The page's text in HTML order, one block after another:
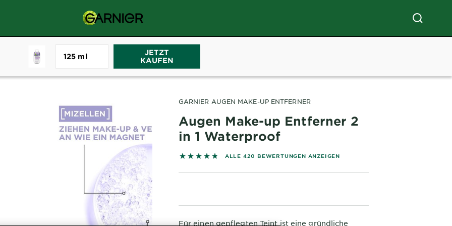
Mizelle Waterproof Augen Make-up Entferner 2in1 Waterproof
GARNIER AUGEN MAKE-UP ENTFERNER
Augen Make-up Entferner 2
in 1 Waterproof
4.7667 out of 5 stars based on reviews
ALLE 420 BEWERTUNGEN ANZEIGEN
Für einen gepflegten Teint ist eine gründliche
125 ml
JETZT
KAUFEN